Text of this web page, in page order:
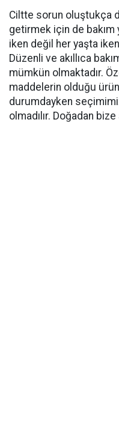
Ciltte sorun oluştukça
getirmek için de bakım
iken değil her yaşta
Düzenli ve akıllıca
mümkün olmaktadır.
maddelerin olduğu
durumdayken
olmadılır. Doğadan